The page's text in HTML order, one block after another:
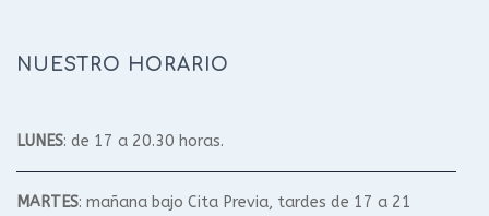
NUESTRO HORARIO
LUNES: de 17 a 20.30 horas.
MARTES: mañana bajo Cita Previa, tardes de 17 a 21